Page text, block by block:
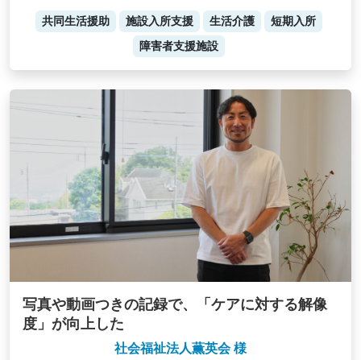
共同生活援助 施設入所支援 生活介護
短期入所
障害者支援施設
写真や動画つきの記録で、「ケアに対する解像
度」が向上した
社会福祉法人薫英会 様